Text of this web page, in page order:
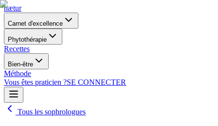
nætur
Carnet d'excellence
Phytothérapie
Recettes
Bien-être
Méthode
Vous êtes praticien ?SE CONNECTER
Tous les sophrologues